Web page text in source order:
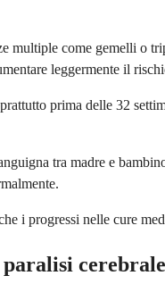
multiple come gemelli o
leggermente il
prima delle 32
tra madre e
i progressi nelle cure